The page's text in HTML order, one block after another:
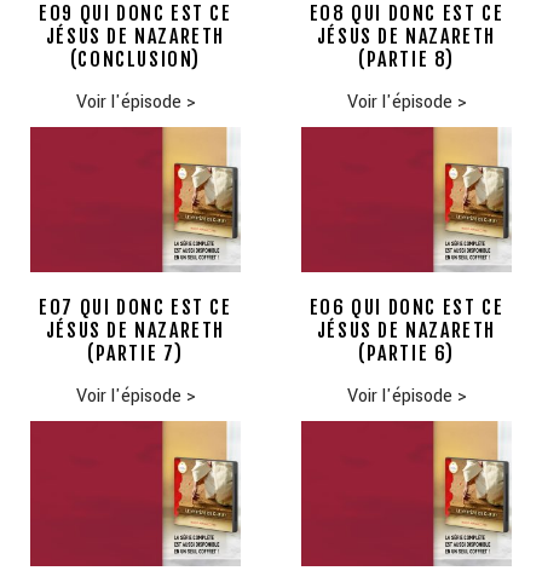
E09 QUI DONC EST CE
JÉSUS DE NAZARETH
(CONCLUSION)
Voir l'épisode >
E08 QUI DONC EST CE
JÉSUS DE NAZARETH
(PARTIE 8)
Voir l'épisode >
E07 QUI DONC EST CE
JÉSUS DE NAZARETH
(PARTIE 7)
Voir l'épisode >
E06 QUI DONC EST CE
JÉSUS DE NAZARETH
(PARTIE 6)
Voir l'épisode >